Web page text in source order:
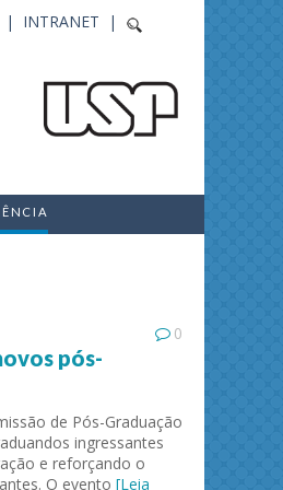
INTRANET |
|
0
pós-
de Pós-Graduação
ingressantes
e reforçando o
O evento [Leia